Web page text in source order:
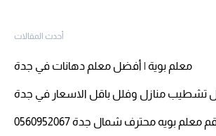
أحدث المقالات
معلم بوية | أفضل معلم دهانات في جدة
تشطيب منازل وفلل باقل الاسعار في جدة
معلم بويه محترف شمال جدة 0560952067